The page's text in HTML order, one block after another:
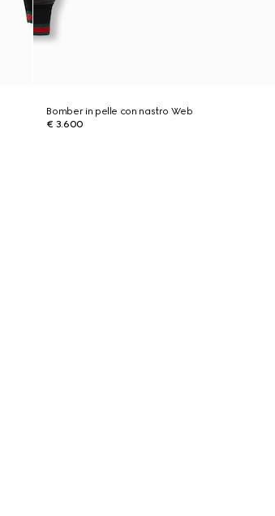
Bomber in pelle con nastro Web
€ 3.600